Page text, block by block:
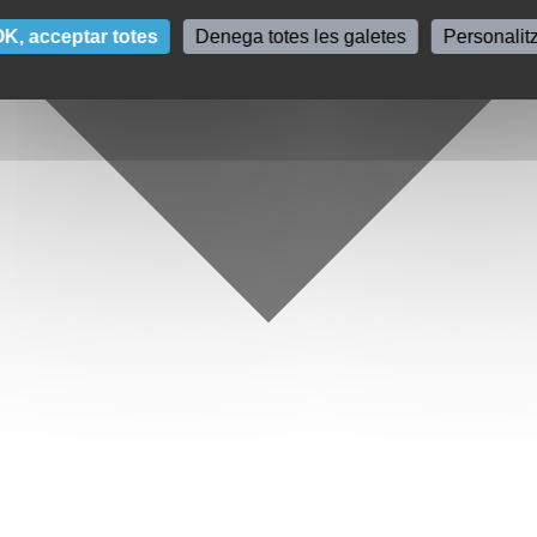
acceptar totes Denega totes les galetes